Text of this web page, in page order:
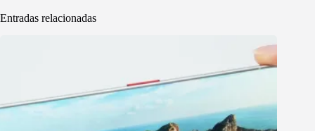
Entradas relacionadas